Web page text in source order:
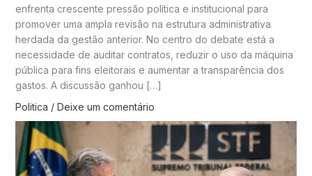
enfrenta crescente pressão política e institucional para
promover uma ampla revisão na estrutura administrativa
herdada da gestão anterior. No centro do debate está a
necessidade de auditar contratos, reduzir o uso da máquina
pública para fins eleitorais e aumentar a transparência dos
gastos. A discussão ganhou […]
Politica / Deixe um comentário